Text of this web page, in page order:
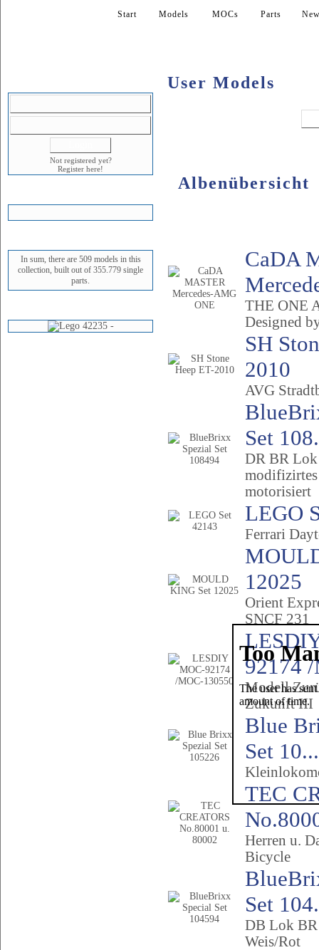
Start Models MOCs Parts
Not registered yet?
Register here!
In sum, there are 509 models in this
collection, built out of 355.779 single
parts.
User Models
Albenübersicht
CaDA
THE ONE
Designed
SH
2010
AVG
Set
DR BR
motorisiert
LEGO
Ferrari
12025
Orient
SNCF 231
92174
Modell
Zukunft III
Blue
Set 10...
TEC
Herren u.
Bicycle
Set
DB Lok BR
Weis/Rot